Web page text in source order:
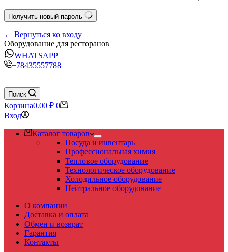
Получить новый пароль
← Вернуться ко входу
Оборудование для ресторанов
WHATSAPP
+78435557788
Поиск
Корзина0.00 ₽ 0
Вход
Каталог товаров
Посуда и инвентарь
Профессиональная химия
Тепловое оборудование
Технологическое оборудование
Холодильное оборудование
Нейтральное оборудование
О компании
Доставка и оплата
Обмен и возврат
Гарантия
Контакты